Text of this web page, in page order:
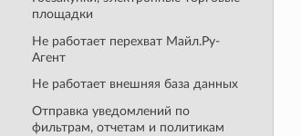
площадки
Не работает перехват Майл.Ру-
Агент
Не работает внешняя база данных
Отправка уведомлений по
фильтрам, отчетам и политикам